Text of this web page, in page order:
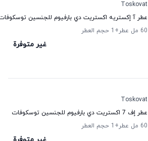
Toskovat
عطر آ إكستريه اكستريت دي بارفيوم للجنسين
60 مل عطر
+1 حجم العطر
غير متوفرة
Toskovat
عطر إف 7 اكستريت دي بارفيوم للجنسين توسكوفات
60 مل عطر
+1 حجم العطر